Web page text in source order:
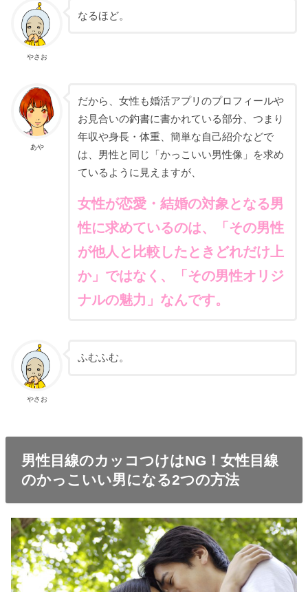
やさお
なるほど。
あや
だから、女性も婚活アプリのプロフィールや
お見合いの釣書に書かれている部分、つまり
年収や身長・体重、簡単な自己紹介などで
は、男性と同じ「かっこいい男性像」を求め
ているように見えますが、
女性が恋愛・結婚の対象となる男
性に求めているのは、「その男性
が他人と比較したときどれだけ上
か」ではなく、「その男性オリジ
ナルの魅力」なんです。
やさお
ふむふむ。
男性目線のカッコつけはNG！女性目線
のかっこいい男になる2つの方法